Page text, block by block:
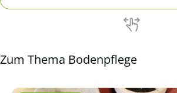
Zum Thema Bodenpflege